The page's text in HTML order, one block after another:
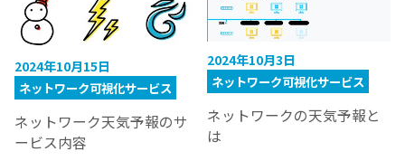
2024年10月15日
ネットワーク可視化サービス
ネットワーク天気予報のサ
ービス内容
2024年10月3日
ネットワーク可視化サービス
ネットワークの天気予報と
は